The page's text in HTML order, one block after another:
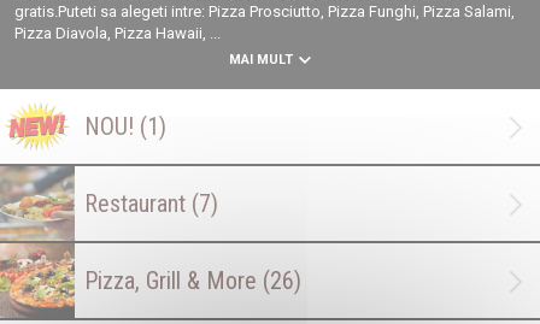
gratis.Puteti sa alegeti intre: Pizza Prosciutto, Pizza Funghi, Pizza Salami,
Pizza Diavola, Pizza Hawaii, ...
MAI MULT
NOU! (1)
Restaurant (7)
Pizza, Grill & More (26)